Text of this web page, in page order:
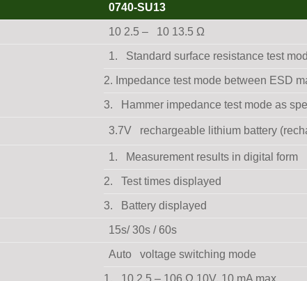
0740-SU13
10 2.5 – 10 13.5 Ω
1. Standard surface resistance test
2. Impedance test mode between ESD
3. Hammer impedance test mode as
3.7V rechargeable lithium battery
1. Measurement results in digital form
2. Test times displayed
3. Battery displayed
15s/ 30s / 60s
Auto voltage switching mode
1. 10 2.5 – 106 Ω 10V, 10 mA max